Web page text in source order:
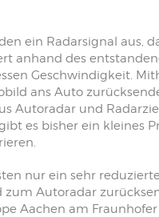
ein Radarsignal aus,
anhand des
Geschwindigkeit.
ans Auto
Autoradar und
es bisher ein kleines
nur ein sehr
Autoradar
Aachen am